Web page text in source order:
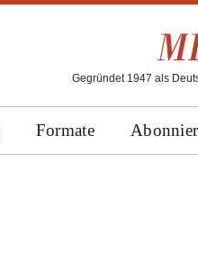
Gegründet 1947 als
Formate